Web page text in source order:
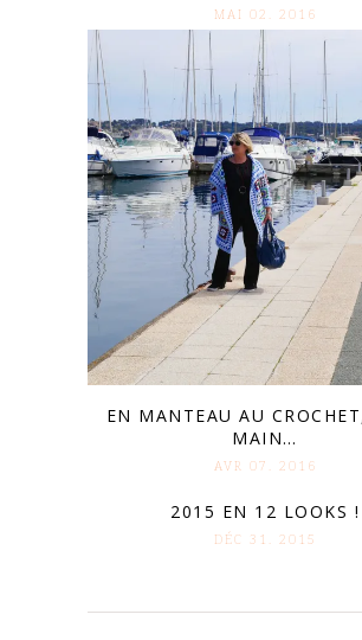
MAI 02. 2016
EN MANTEAU AU
MAIN…
AVR 07. 2016
2015 EN 12 LOOKS !
DÉC 31. 2015